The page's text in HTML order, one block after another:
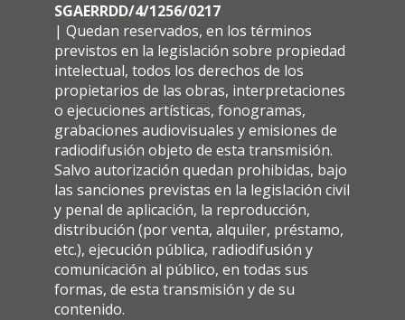
SGAERRDD/4/1256/0217
| Quedan reservados, en los términos
previstos en la legislación sobre propiedad
intelectual, todos los derechos de los
propietarios de las obras, interpretaciones
o ejecuciones artísticas, fonogramas,
grabaciones audiovisuales y emisiones de
radiodifusión objeto de esta transmisión.
Salvo autorización quedan prohibidas, bajo
las sanciones previstas en la legislación civil
y penal de aplicación, la reproducción,
distribución (por venta, alquiler, préstamo,
etc.), ejecución pública, radiodifusión y
comunicación al público, en todas sus
formas, de esta transmisión y de su
contenido.